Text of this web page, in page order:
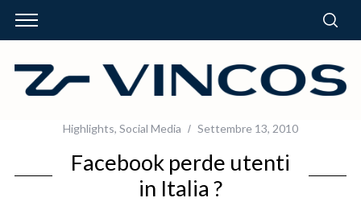
Highlights, Social Media Settembre 13, 2010
Facebook perde utenti
in Italia ?